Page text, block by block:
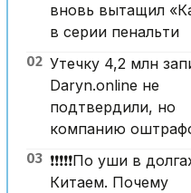
вновь вытащил
в серии пенальти
02 Утечку 4,2 млн
Daryn.online не
подтвердили, но
компанию
03 ❗️❗️❗️❗️❗️По уши в
Китаем. Почему